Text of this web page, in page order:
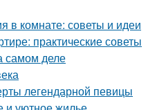
в комнате: советы и идеи
практические советы
самом деле
легендарной певицы